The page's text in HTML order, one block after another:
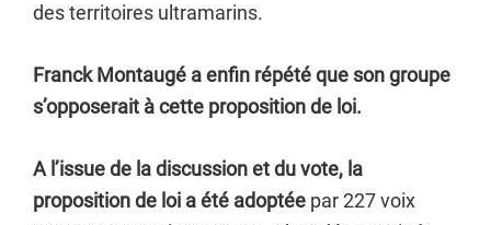
des territoires ultramarins.
Franck Montaugé a enfin répété que son groupe
s’opposerait à cette proposition de loi.
A l’issue de la discussion et du vote, la
proposition de loi a été adoptée par 227 voix